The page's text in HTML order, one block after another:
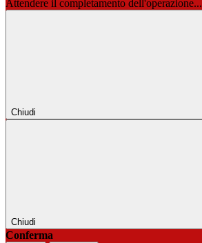
Attendere il completamento dell'operazione...
Chiudi
Chiudi
Conferma